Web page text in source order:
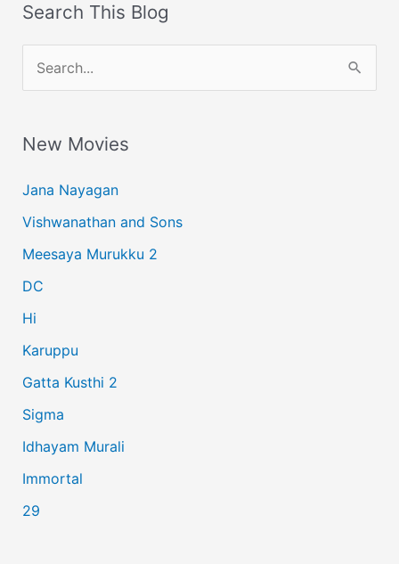
Search This Blog
e
r
h
f
o
r
:
New Movies
Jana Nayagan
Vishwanathan and Sons
Meesaya Murukku 2
DC
Hi
Karuppu
Gatta Kusthi 2
Sigma
Idhayam Murali
Immortal
29